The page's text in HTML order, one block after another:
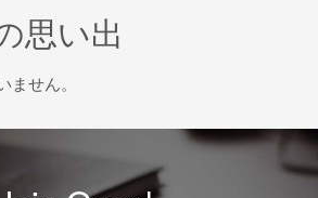
思い出
せん。